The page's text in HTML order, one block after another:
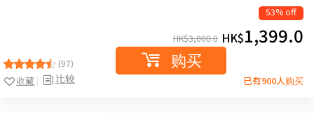
(97)
比较
收藏
53% off
HK$3,000.0 HK$1,399.0
购买
已有900人购买